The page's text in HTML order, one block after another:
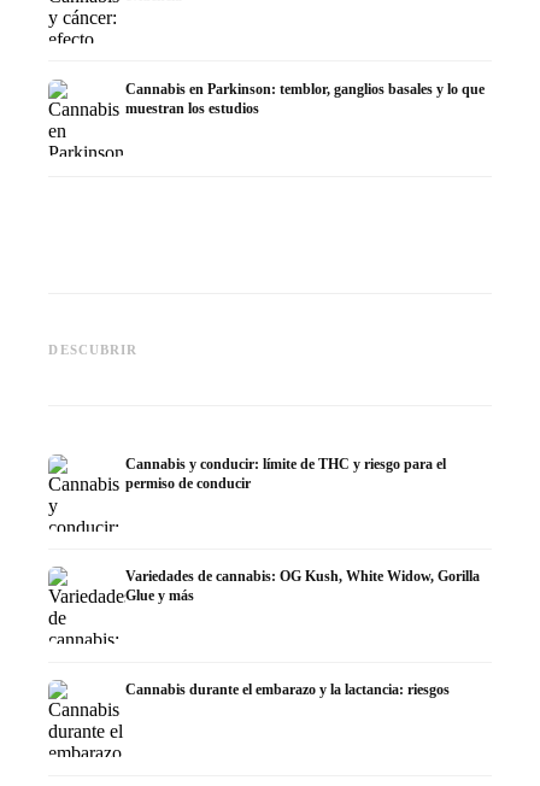
Cannabis en Parkinson: temblor, ganglios basales y lo que
muestran los estudios
DESCUBRIR
muestran los estudios
Cannabis y conducir: límite de THC y riesgo para el
permiso de conducir
Variedades de cannabis: OG Kush, White Widow, Gorilla
Glue y más
Cannabis durante el embarazo y la lactancia: riesgos